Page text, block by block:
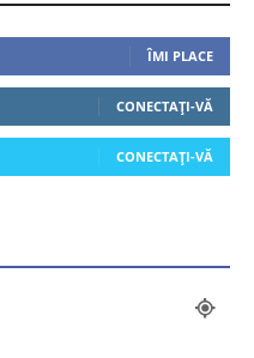
ÎMI PLACE
CONECTAȚI-VĂ
CONECTAȚI-VĂ